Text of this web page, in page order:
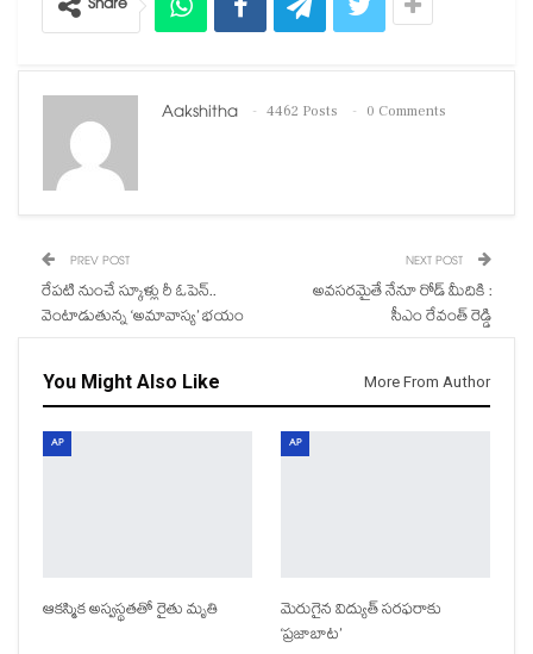
Aakshitha 4462 Posts 0 Comments
PREV POST
రేపటి నుంచే స్కూళ్లు రీ ఓపెన్..
వెంటాడుతున్న ‘అమావాస్య’ భయం
NEXT POST
అవసరమైతే నేనూ రోడ్ మీదికి :
సీఎం రేవంత్ రెడ్డి
You Might Also Like More From Author
AP
ఆకస్మిక అస్వస్థతతో రైతు మృతి
AP
మెరుగైన విద్యుత్ సరఫరాకు
‘ప్రజాబాట’